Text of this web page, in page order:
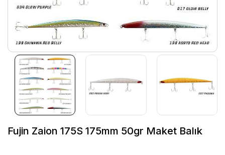
Fujin Zaion 175S 175mm 50gr Maket Balık